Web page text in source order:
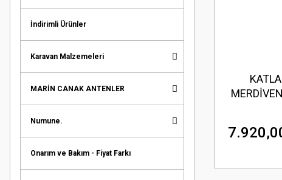
İndirimli Ürünler
Karavan Malzemeleri
MARİN CANAK ANTENLER
Numune.
Onarım ve Bakım - Fiyat Farkı